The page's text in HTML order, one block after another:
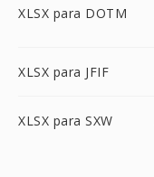
XLSX para DOTM
XLSX para JFIF
XLSX para SXW